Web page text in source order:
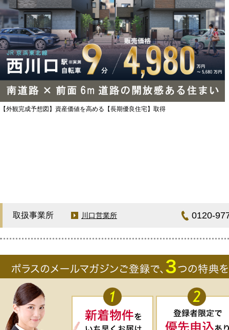
【外観完成予想図】資産価値を高める【長期優良住宅】取得
取扱事業所 川口営業所 0120-